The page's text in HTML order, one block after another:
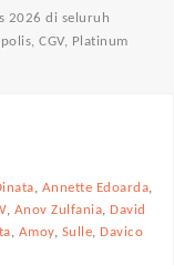
2026 di seluruh
CGV, Platinum
, Annette Edoarda,
, Anov Zulfania, David
, Amoy, Sulle, Davico